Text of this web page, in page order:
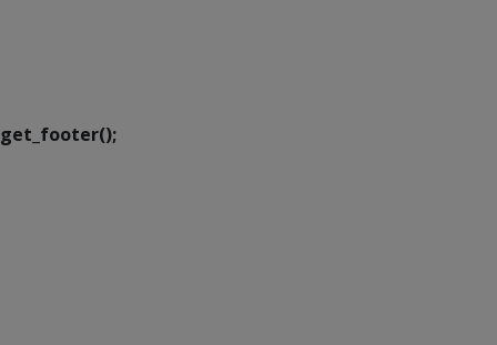
get_footer();